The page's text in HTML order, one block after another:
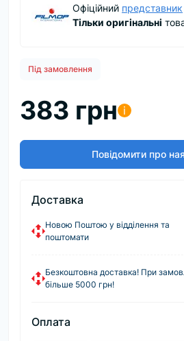
Офіційний представник
Тільки оригінальні
Під замовлення
i
383 грн
Повідомити про
Доставка
Новою Поштою у відділення та
поштомати
Безкоштовна доставка! При
більше 5000 грн!
Оплата